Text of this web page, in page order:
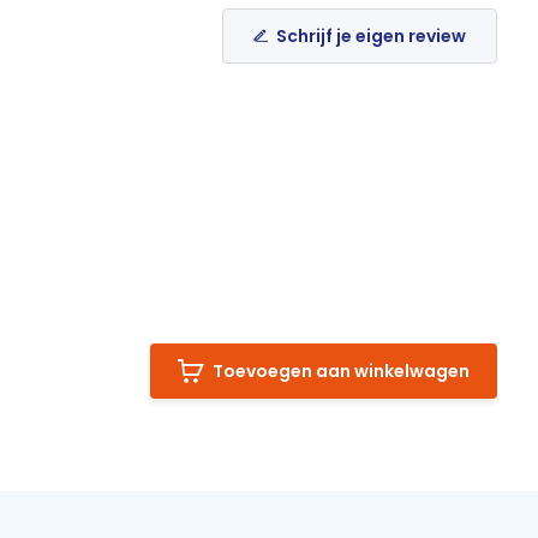
Schrijf je eigen review
Toevoegen aan winkelwagen